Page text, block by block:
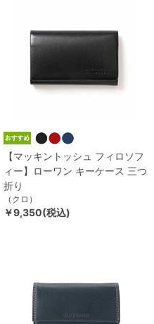
【マッキントッシュ フィロソフ
ィー】ローワン キーケース 三つ
折り
（クロ）
￥9,350(税込)